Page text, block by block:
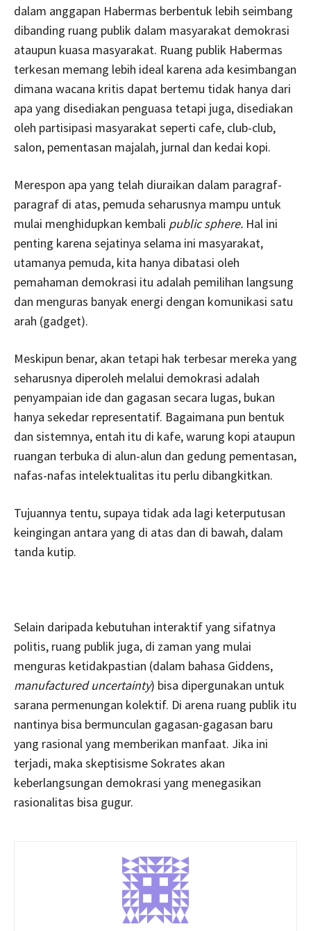
dalam anggapan Habermas berbentuk lebih seimbang
dibanding ruang publik dalam masyarakat demokrasi
ataupun kuasa masyarakat. Ruang publik Habermas
terkesan memang lebih ideal karena ada kesimbangan
dimana wacana kritis dapat bertemu tidak hanya dari
apa yang disediakan penguasa tetapi juga, disediakan
oleh partisipasi masyarakat seperti cafe, club-club,
salon, pementasan majalah, jurnal dan kedai kopi.
Merespon apa yang telah diuraikan dalam paragraf-
paragraf di atas, pemuda seharusnya mampu untuk
mulai menghidupkan kembali public sphere. Hal ini
penting karena sejatinya selama ini masyarakat,
utamanya pemuda, kita hanya dibatasi oleh
pemahaman demokrasi itu adalah pemilihan langsung
dan menguras banyak energi dengan komunikasi satu
arah (gadget).
Meskipun benar, akan tetapi hak terbesar mereka yang
seharusnya diperoleh melalui demokrasi adalah
penyampaian ide dan gagasan secara lugas, bukan
hanya sekedar representatif. Bagaimana pun bentuk
dan sistemnya, entah itu di kafe, warung kopi ataupun
ruangan terbuka di alun-alun dan gedung pementasan,
nafas-nafas intelektualitas itu perlu dibangkitkan.
Tujuannya tentu, supaya tidak ada lagi keterputusan
keingingan antara yang di atas dan di bawah, dalam
tanda kutip.
Selain daripada kebutuhan interaktif yang sifatnya
politis, ruang publik juga, di zaman yang mulai
menguras ketidakpastian (dalam bahasa Giddens,
manufactured uncertainty) bisa dipergunakan untuk
sarana permenungan kolektif. Di arena ruang publik itu
nantinya bisa bermunculan gagasan-gagasan baru
yang rasional yang memberikan manfaat. Jika ini
terjadi, maka skeptisisme Sokrates akan
keberlangsungan demokrasi yang menegasikan
rasionalitas bisa gugur.